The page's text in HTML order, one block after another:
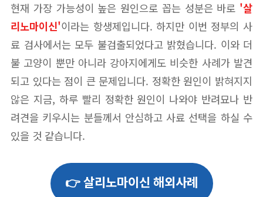
현재 가장 가능성이 높은 원인으로 꼽는 성분은 바로 '살
리노마이신'이라는 항생제입니다. 하지만 이번 정부의 사
료 검사에서는 모두 불검출되었다고 밝혔습니다. 이와 더
불 고양이 뿐만 아니라 강아지에게도 비슷한 사례가 발견
되고 있다는 점이 큰 문제입니다. 정확한 원인이 밝혀지지
않은 지금, 하루 빨리 정확한 원인이 나와야 반려묘나 반
려견을 키우시는 분들께서 안심하고 사료 선택을 하실 수
있을 것 같습니다.
👉 살리노마이신 해외사례